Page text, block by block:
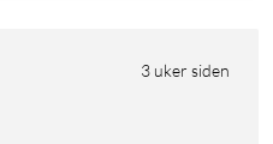
3 uker siden